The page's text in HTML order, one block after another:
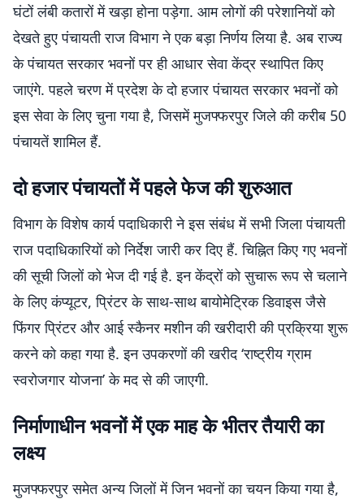
घंटों लंबी कतारों में खड़ा होना पड़ेगा. आम लोगों की परेशानियों को
देखते हुए पंचायती राज विभाग ने एक बड़ा निर्णय लिया है. अब राज्य
के पंचायत सरकार भवनों पर ही आधार सेवा केंद्र स्थापित किए
जाएंगे. पहले चरण में प्रदेश के दो हजार पंचायत सरकार भवनों को
इस सेवा के लिए चुना गया है, जिसमें मुजफ्फरपुर जिले की करीब 50
पंचायतें शामिल हैं.
दो हजार पंचायतों में पहले फेज की शुरुआत
विभाग के विशेष कार्य पदाधिकारी ने इस संबंध में सभी जिला पंचायती
राज पदाधिकारियों को निर्देश जारी कर दिए हैं. चिह्नित किए गए भवनों
की सूची जिलों को भेज दी गई है. इन केंद्रों को सुचारू रूप से चलाने
के लिए कंप्यूटर, प्रिंटर के साथ-साथ बायोमेट्रिक डिवाइस जैसे
फिंगर प्रिंटर और आई स्कैनर मशीन की खरीदारी की प्रक्रिया शुरू
करने को कहा गया है. इन उपकरणों की खरीद ‘राष्ट्रीय ग्राम
स्वरोजगार योजना’ के मद से की जाएगी.
निर्माणाधीन भवनों में एक माह के भीतर तैयारी का
लक्ष्य
मुजफ्फरपुर समेत अन्य जिलों में जिन भवनों का चयन किया गया है,